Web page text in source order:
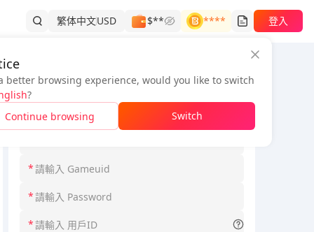
繁体中文USD $** **** 登入
訂單資訊
*請選擇 Loginmodel
*
*
*
better browsing experience, would you like to switch
?
Continue browsing
Switch